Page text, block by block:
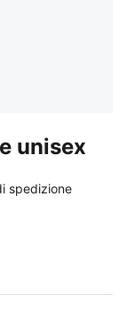
unisex
spedizione